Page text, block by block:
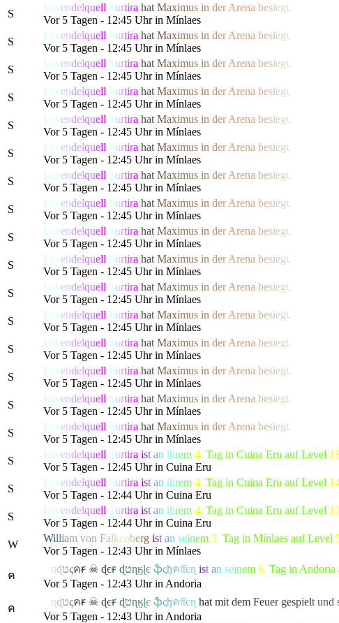
S
Lavendelquell Surtira hat Maximus in derArena besiegt.
Vor 5 Tagen - 12:45 Uhr in Mínlaes
S
Lavendelquell Surtira hat Maximus in derArena besiegt.
Vor 5 Tagen - 12:45 Uhr in Mínlaes
S
Lavendelquell Surtira hat Maximus in derArena besiegt.
Vor 5 Tagen - 12:45 Uhr in Mínlaes
S
Lavendelquell Surtira hat Maximus in derArena besiegt.
Vor 5 Tagen - 12:45 Uhr in Mínlaes
S
Lavendelquell Surtira hat Maximus in derArena besiegt.
Vor 5 Tagen - 12:45 Uhr in Mínlaes
S
Lavendelquell Surtira hat Maximus in derArena besiegt.
Vor 5 Tagen - 12:45 Uhr in Mínlaes
S
Lavendelquell Surtira hat Maximus in derArena besiegt.
Vor 5 Tagen - 12:45 Uhr in Mínlaes
S
Lavendelquell Surtira hat Maximus in derArena besiegt.
Vor 5 Tagen - 12:45 Uhr in Mínlaes
S
Lavendelquell Surtira hat Maximus in derArena besiegt.
Vor 5 Tagen - 12:45 Uhr in Mínlaes
S
Lavendelquell Surtira hat Maximus in derArena besiegt.
Vor 5 Tagen - 12:45 Uhr in Mínlaes
S
Lavendelquell Surtira hat Maximus in derArena besiegt.
Vor 5 Tagen - 12:45 Uhr in Mínlaes
S
Lavendelquell Surtira hat Maximus in derArena besiegt.
Vor 5 Tagen - 12:45 Uhr in Mínlaes
S
Lavendelquell Surtira hat Maximus in derArena besiegt.
Vor 5 Tagen - 12:45 Uhr in Mínlaes
S
Lavendelquell Surtira hat Maximus in derArena besiegt.
Vor 5 Tagen - 12:45 Uhr in Mínlaes
S
Lavendelquell Surtira hat Maximus in derArena besiegt.
Vor 5 Tagen - 12:45 Uhr in Mínlaes
S
Lavendelquell Surtira hat Maximus in derArena besiegt.
Vor 5 Tagen - 12:45 Uhr in Mínlaes
S
Lavendelquell Surtira ist an ihrem 4. Tag in Cuina Eru auf Level
Vor 5 Tagen - 12:45 Uhr in Cuina Eru
S
Lavendelquell Surtira ist an ihrem 4. Tag in Cuina Eru auf Level
Vor 5 Tagen - 12:44 Uhr in Cuina Eru
S
Lavendelquell Surtira ist an ihrem 4. Tag in Cuina Eru auf Level
Vor 5 Tagen - 12:44 Uhr in Cuina Eru
W
William von Falkenberg ist an seinem 3. Tag in Mínlaes auf Level
Vor 5 Tagen - 12:43 Uhr in Mínlaes
ค
ɳɖטςคꞧ ☠ ɖєꞧ ɖטɳӄɭє ֆςђคƭƭєɳ ist an seinem 6. Tag in Andoria
Vor 5 Tagen - 12:43 Uhr in Andoria
ค
ɳɖטςคꞧ ☠ ɖєꞧ ɖטɳӄɭє ֆςђคƭƭєɳ hat mit dem Feuer gespielt und
Vor 5 Tagen - 12:43 Uhr in Andoria